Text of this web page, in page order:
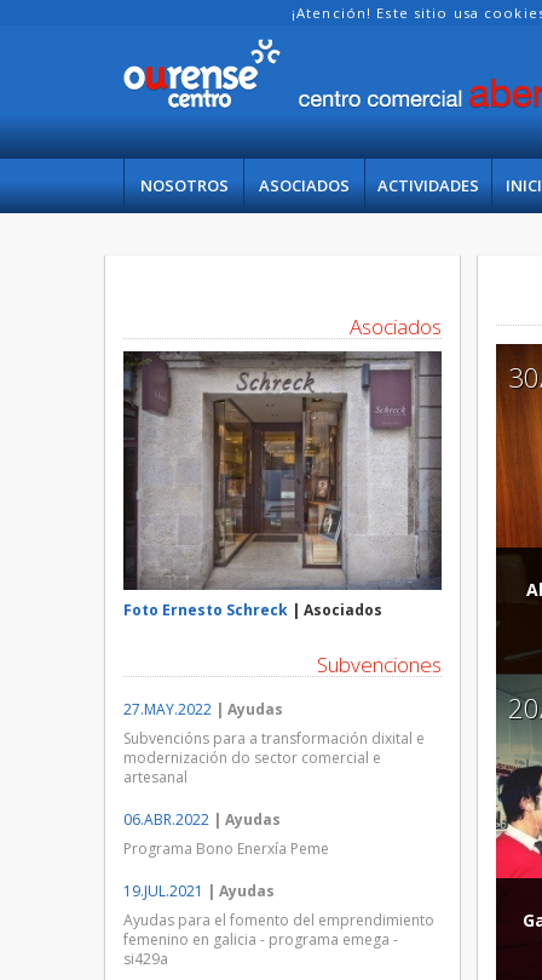
¡Atención! Este sitio usa
NOSOTROS ASOCIADOS ACTIVIDADES
Asociados
Foto Ernesto Schreck | Asociados
Subvenciones
27.MAY.2022 | Ayudas
Subvencións para a transformación dixital e
modernización do sector comercial e
artesanal
06.ABR.2022 | Ayudas
Programa Bono Enerxía Peme
19.JUL.2021 | Ayudas
Ayudas para el fomento del emprendimiento
femenino en galicia - programa emega -
si429a